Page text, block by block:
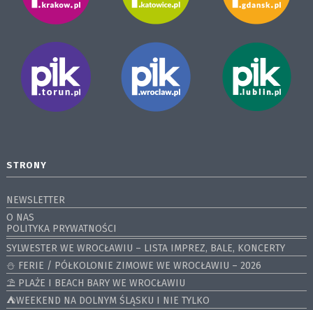
STRONY
NEWSLETTER
O NAS
POLITYKA PRYWATNOŚCI
SYLWESTER WE WROCŁAWIU – LISTA IMPREZ, BALE, KONCERTY
⛄️ FERIE / PÓŁKOLONIE ZIMOWE WE WROCŁAWIU – 2026
⛱️ PLAŻE I BEACH BARY WE WROCŁAWIU
⛺️WEEKEND NA DOLNYM ŚLĄSKU I NIE TYLKO